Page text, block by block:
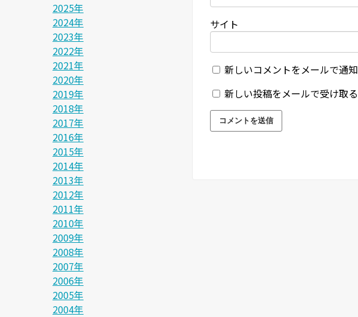
サイト
新しいコメントをメールで通知
新しい投稿をメールで受け取る
2025年
2024年
2023年
2022年
2021年
2020年
2019年
2018年
2017年
2016年
2015年
2014年
2013年
2012年
2011年
2010年
2009年
2008年
2007年
2006年
2005年
2004年